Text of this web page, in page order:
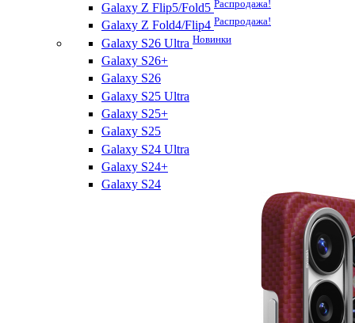
Galaxy Z Flip5/Fold5 Распродажа!
Galaxy Z Fold4/Flip4 Распродажа!
Galaxy S26 Ultra Новинки
Galaxy S26+
Galaxy S26
Galaxy S25 Ultra
Galaxy S25+
Galaxy S25
Galaxy S24 Ultra
Galaxy S24+
Galaxy S24